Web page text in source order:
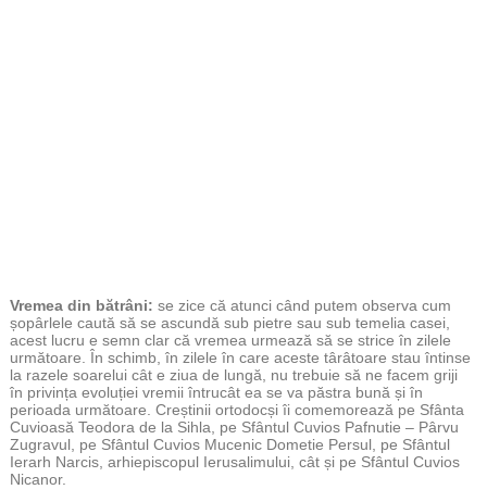
Vremea din bătrâni: se zice că atunci când putem observa cum
șopârlele caută să se ascundă sub pietre sau sub temelia casei,
acest lucru e semn clar că vremea urmează să se strice în zilele
următoare. În schimb, în zilele în care aceste târâtoare stau întinse
la razele soarelui cât e ziua de lungă, nu trebuie să ne facem griji
în privința evoluției vremii întrucât ea se va păstra bună și în
perioada următoare. Creștinii ortodocși îi comemorează pe Sfânta
Cuvioasă Teodora de la Sihla, pe Sfântul Cuvios Pafnutie – Pârvu
Zugravul, pe Sfântul Cuvios Mucenic Dometie Persul, pe Sfântul
Ierarh Narcis, arhiepiscopul Ierusalimului, cât și pe Sfântul Cuvios
Nicanor.